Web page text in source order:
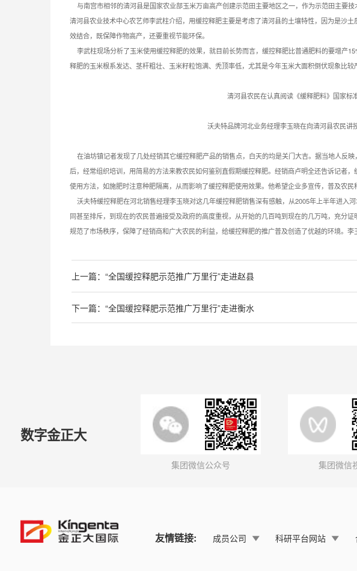
与南宫市相邻的清河县是国家农业部玉米万亩高产创建示范田主要地区之一，作为示范田主要
清河县农业技术中心农艺师李武柱介绍，用缓控释肥主要是考虑了清河县的土壤特性，因为是沙
效结合，既保障作物高产，还要重视节能环保。
李武柱现场分析了玉米使用缓控释肥的效果，就目前长势而言，缓控释肥比普通肥料的要增产
释肥的玉米根系发达、茎杆粗壮、玉米籽粒饱满、秃顶率低，尤其是今年玉米大面积倒伏现象比较
清河县农民在认真阅读《缓释肥料》国家标
沃夫特品牌河北业务经理李玉晓在向清河县农民讲
在油坊镇记者发现了几处经销其它缓控释肥产品的销售点，白天的均是关门大吉。据当地人反
后，经常组织培训，用简易的方法来教农民如何鉴别直假期缓控释肥。经销商卢明全还告诉记者
使用方法，如施肥时注意种肥隔离，从而影响了缓控释肥使用效果。他希望企业多宣传，普及农民
沃夫特缓控释肥在河北销售经理李玉晓对这几年缓控释肥销售深有感触，从2005年上半年进入
同甚至排斥，到现在的农民普遍接受及政府的高度重视，从开始的几百吨到现在的几万吨，充分
规范了市场秩序，保障了经销商和广大农民的利益，给缓控释肥的推广普及创造了优越的环境。
上一篇：“全国缓控释肥示范推广万里行”走进赵县
下一篇：“全国缓控释肥示范推广万里行”走进衡水
数字金正大
集团微信公众号 集团微信
友情链接: 成员公司 科研平台网站